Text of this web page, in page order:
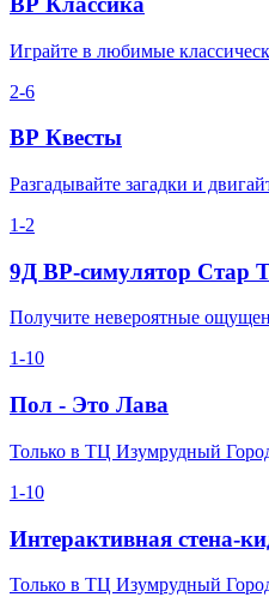
Играйте в любимые
2-6
ВР Квесты
Разгадывайте загадки и
1-2
9Д ВР-симулятор Стар
Получите невероятные
1-10
Пол - Это Лава
Только в ТЦ Изумрудный
1-10
Интерактивная стена-
Только в ТЦ Изумрудный